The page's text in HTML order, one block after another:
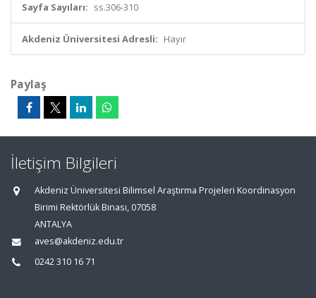
Sayfa Sayıları: ss.306-310
Akdeniz Üniversitesi Adresli: Hayır
Paylaş
İletişim Bilgileri
Akdeniz Üniversitesi Bilimsel Araştırma Projeleri Koordinasyon
Birimi Rektörlük Binası, 07058
ANTALYA
aves@akdeniz.edu.tr
0242 310 16 71